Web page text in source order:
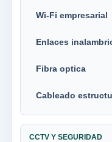
Wi-Fi empresarial
Enlaces
Fibra optica
Cableado
CCTV Y SEGURIDAD